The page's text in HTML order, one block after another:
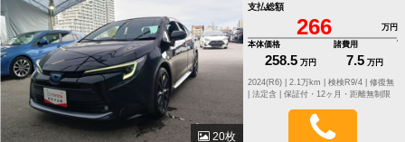
20枚
支払総額
266
万円
本体価格
258.5 万円
諸費用
7.5 万円
修復無
法定含 | 保証付・12ヶ月・距離無制限